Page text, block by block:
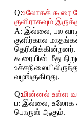
Q:உலோகக் கூரை
குளிராகவும்
A: இல்லை, பல
குளிர்கால
கூரையின் மீது
வழங்குகிறது.
Q:மின்னல் உள்ள
ப: இல்லை, உலோக
பொருள் ஆகும்.